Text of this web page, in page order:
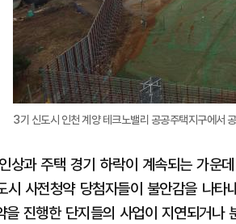
3기 신도시 인천 계양 테크노밸리 공공주택지구에서
상과 주택 경기 하락이 계속되는 가운
시 사전청약 당첨자들이 불안감을 나타
을 진행한 단지들의 사업이 지연되거나